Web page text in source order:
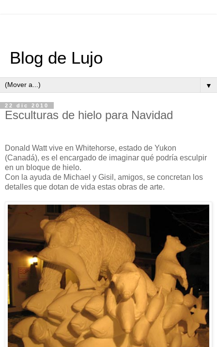
Blog de Lujo
▼
22 dic 2010
Esculturas de hielo para Navidad
Donald Watt vive en Whitehorse, estado de Yukon
(Canadá), es el encargado de imaginar qué podría esculpir
en un bloque de hielo.
Con la ayuda de Michael y Gisil, amigos, se concretan los
detalles que dotan de vida estas obras de arte.